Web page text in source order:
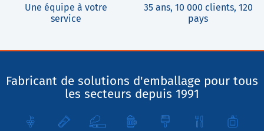
Une équipe à votre
service
35 ans, 10 000 clients, 120
pays
Fabricant de solutions d'emballage pour tous
les secteurs depuis 1991